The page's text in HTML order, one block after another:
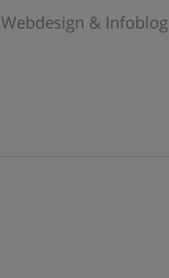
Webdesign & Infoblog